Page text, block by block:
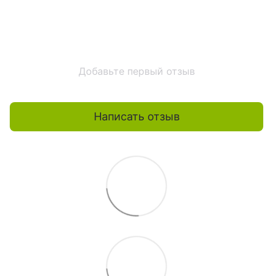
Добавьте первый отзыв
Написать отзыв